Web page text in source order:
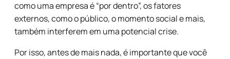
como uma empresa é “por dentro”, os fatores
externos, como o público, o momento social e mais,
também interferem em uma potencial crise.
Por isso, antes de mais nada, é importante que você